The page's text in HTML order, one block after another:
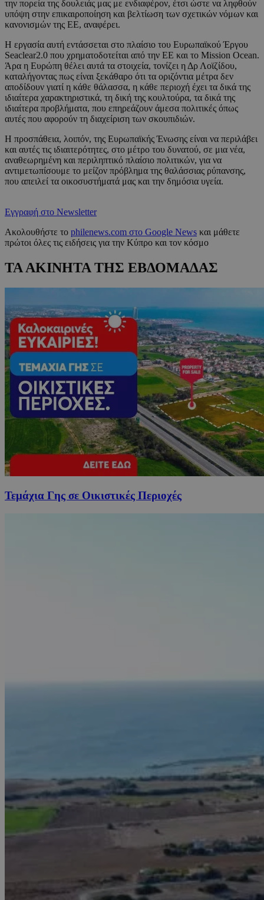
την πορεία της δουλειάς μας με ενδιαφέρον, έτσι ώστε να ληφθούν
υπόψη στην επικαιροποίηση και βελτίωση των σχετικών νόμων και
κανονισμών της ΕΕ, αναφέρει.
Η εργασία αυτή εντάσσεται στο πλαίσιο του Ευρωπαϊκού Έργου
Seaclear2.0 που χρηματοδοτείται από την ΕΕ και το Mission Ocean.
Άρα η Ευρώπη θέλει αυτά τα στοιχεία, τονίζει η Δρ Λοϊζίδου,
καταλήγοντας πως είναι ξεκάθαρο ότι τα οριζόντια μέτρα δεν
αποδίδουν γιατί η κάθε θάλασσα, η κάθε περιοχή έχει τα δικά της
ιδιαίτερα χαρακτηριστικά, τη δική της κουλτούρα, τα δικά της
ιδιαίτερα προβλήματα, που επηρεάζουν άμεσα πολιτικές όπως
αυτές που αφορούν τη διαχείριση των σκουπιδιών.
Η προσπάθεια, λοιπόν, της Ευρωπαϊκής Ένωσης είναι να περιλάβει
και αυτές τις ιδιαιτερότητες, στο μέτρο του δυνατού, σε μια νέα,
αναθεωρημένη και περιληπτικό πλαίσιο πολιτικών, για να
αντιμετωπίσουμε το μείζον πρόβλημα της θαλάσσιας ρύπανσης,
που απειλεί τα οικοσυστήματά μας και την δημόσια υγεία.
Εγγραφή στο Newsletter
Ακολουθήστε το philenews.com στο Google News και μάθετε
πρώτοι όλες τις ειδήσεις για την Κύπρο και τον κόσμο
ΤΑ ΑΚΙΝΗΤΑ ΤΗΣ ΕΒΔΟΜΑΔΑΣ
Τεμάχια Γης σε Οικιστικές Περιοχές